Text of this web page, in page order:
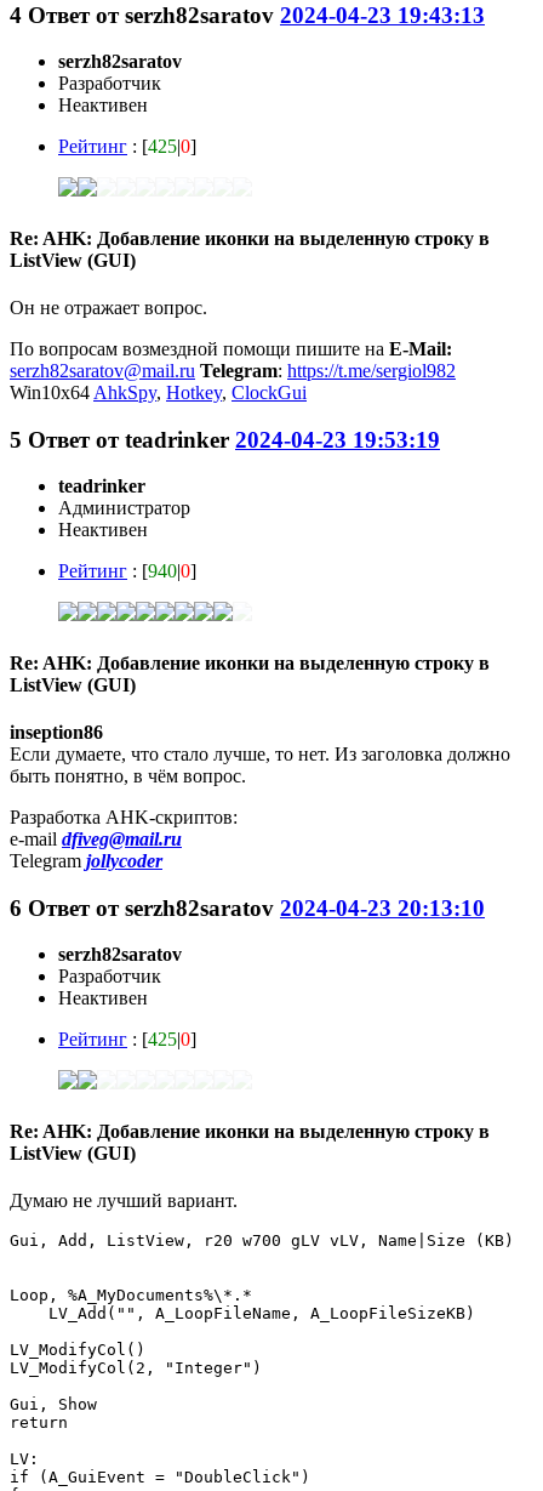
4 Ответ отserzh82saratov 2024-04-23 19:43:13
serzh82saratov
Разработчик
Неактивен
Рейтинг : [425|0]
Re: AHK: Добавление иконки на выделенную строку в
ListView (GUI)
Он не отражает вопрос.
По вопросам возмездной помощи пишите на E-Mail:
serzh82saratov@mail.ru Telegram: https://t.me/sergiol982
Win10x64 AhkSpy, Hotkey, ClockGui
5 Ответ отteadrinker 2024-04-23 19:53:19
teadrinker
Администратор
Неактивен
Рейтинг : [940|0]
Re: AHK: Добавление иконки на выделенную строку в
ListView (GUI)
inseption86
Если думаете, что стало лучше, то нет. Из заголовка должно
быть понятно, в чём вопрос.
Разработка AHK-скриптов:
e-mail dfiveg@mail.ru
Telegram jollycoder
6 Ответ отserzh82saratov 2024-04-23 20:13:10
serzh82saratov
Разработчик
Неактивен
Рейтинг : [425|0]
Re: AHK: Добавление иконки на выделенную строку в
ListView (GUI)
Думаю не лучший вариант.
Gui, Add, ListView, r20 w700 gLV vLV, Name|Size (KB)
Loop, %A_MyDocuments%\*.*
    LV_Add("", A_LoopFileName, A_LoopFileSizeKB)
LV_ModifyCol()
LV_ModifyCol(2, "Integer")
Gui, Show
return
LV:
if (A_GuiEvent = "DoubleClick")